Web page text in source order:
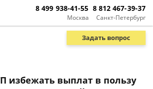
Москва
8 499 938-41-55
Санкт-Петербург
8 812 467-39-37
Задать вопрос
избежать выплат в пользу